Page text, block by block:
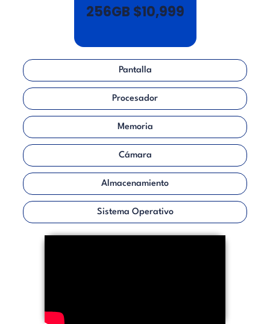
Pantalla
Procesador
Memoria
Cámara
Almacenamiento
Sistema Operativo
256GB $10,999